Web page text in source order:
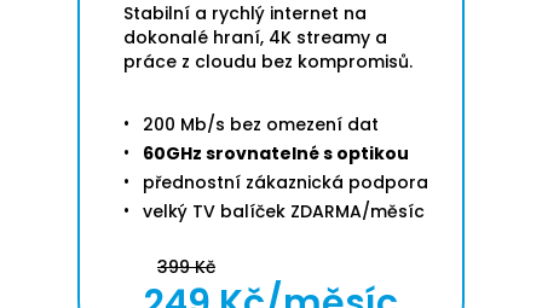
Stabilní a rychlý internet na
dokonalé hraní, 4K streamy a
práce z cloudu bez kompromisů.
200 Mb/s bez omezení dat
60GHz srovnatelné s optikou
přednostní zákaznická podpora
velký TV balíček ZDARMA/měsíc
399 Kč